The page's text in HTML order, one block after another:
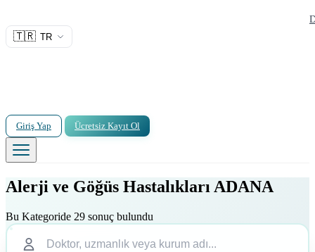
🇹🇷 TR
Giriş Yap Ücretsiz Kayıt Ol
Alerji ve Göğüs Hastalıkları ADANA
Bu Kategoride 29 sonuç bulundu